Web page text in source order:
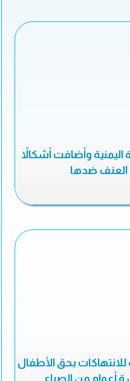
اليمنية وأضافت أشكالاً
ضدها
بحق الأطفال
أعوام من الصراع